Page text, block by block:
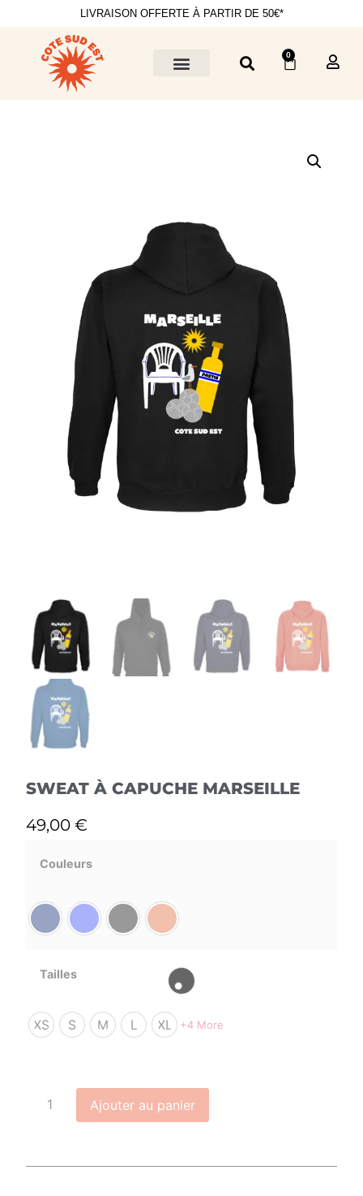
LIVRAISON OFFERTE À PARTIR DE 50€*
0
SWEAT À CAPUCHE MARSEILLE
49,00 €
Couleurs
Tailles
XS S M L XL +4 More
Ajouter au panier